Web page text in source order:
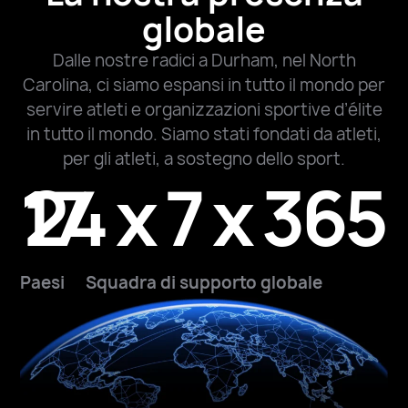
globale
Dalle nostre radici a Durham, nel North
Carolina, ci siamo espansi in tutto il mondo per
servire atleti e organizzazioni sportive d’élite
in tutto il mondo. Siamo stati fondati da atleti,
per gli atleti, a sostegno dello sport.
17
Paesi
24 x 7 x 365
Squadra di supporto globale